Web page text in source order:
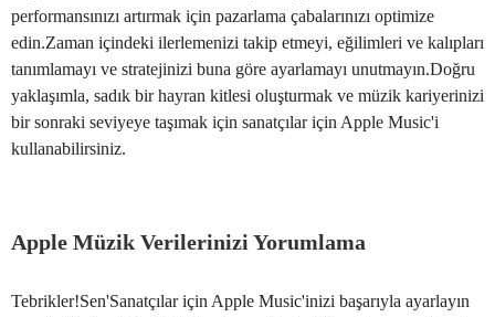
performansınızı artırmak için pazarlama çabalarınızı optimize
edin.Zaman içindeki ilerlemenizi takip etmeyi, eğilimleri ve kalıpları
tanımlamayı ve stratejinizi buna göre ayarlamayı unutmayın.Doğru
yaklaşımla, sadık bir hayran kitlesi oluşturmak ve müzik kariyerinizi
bir sonraki seviyeye taşımak için sanatçılar için Apple Music'i
kullanabilirsiniz.
Apple Müzik Verilerinizi Yorumlama
Tebrikler!Sen'Sanatçılar için Apple Music'inizi başarıyla ayarlayın